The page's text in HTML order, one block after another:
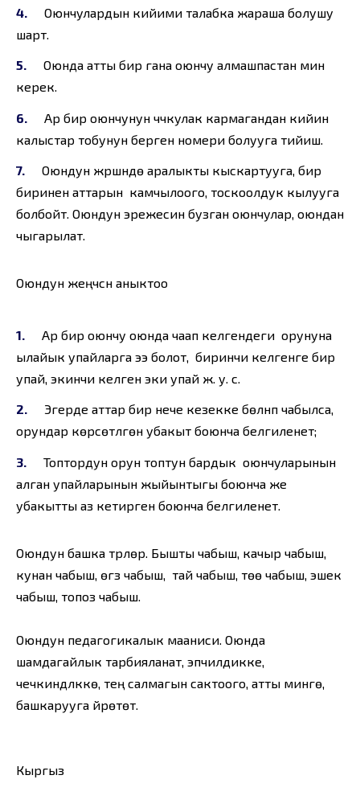
Оюнчулардын кийими талабка жараша болушу
шарт.
Оюнда атты бир гана оюнчу алмашпастан минүү
керек.
Ар бир оюнчунун чүчүкулак кармагандан кийин
калыстар тобунун берген номери болууга тийиш.
Оюндун жүрүшүндө аралыкты кыскартууга, бир
биринен аттарын камчылоого, тоскоолдук кылууга
болбойт. Оюндун эрежесин бузган оюнчулар, оюндан
чыгарылат.
Оюндун жеңүүчүсүн аныктоо
Ар бир оюнчу оюнда чаап келгендеги орунуна
ылайык упайларга ээ болот, биринчи келгенге бир
упай, экинчи келген эки упай ж. у. с.
Эгерде аттар бир нече кезекке бөлүнүп чабылса,
орундар көрсөтүлгөн убакыт боюнча белгиленет;
Топтордун орун топтун бардык оюнчуларынын
алган упайларынын жыйынтыгы боюнча же
убакытты аз кетирген боюнча белгиленет.
Оюндун башка түрлөрү. Бышты чабыш, качыр чабыш,
кунан чабыш, өгүз чабыш, тай чабыш, төө чабыш, эшек
чабыш, топоз чабыш.
Оюндун педагогикалык мааниси. Оюнда
шамдагайлык тарбияланат, эпчилдикке,
чечкиндүүлүккө, тең салмагын сактоого, атты минүүгө,
башкарууга үйрөтөт.
Кыргыз